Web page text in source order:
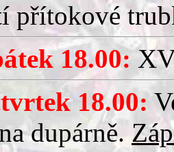
přítokové
18.00:
18.00:
dupárně.